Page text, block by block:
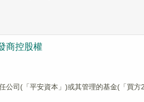
商控股權
公司(「平安資本」)或其管理的基金(「買方